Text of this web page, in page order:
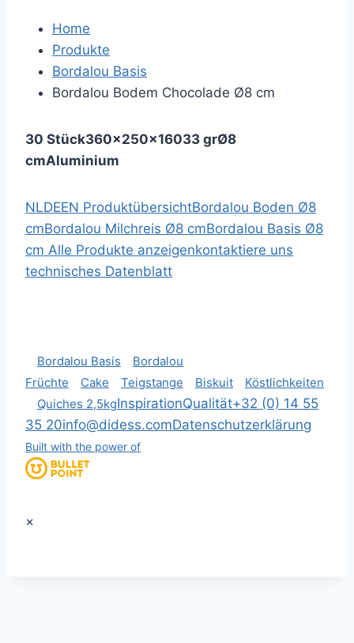
Home
Produkte
Bordalou Basis
Bordalou Bodem Chocolade Ø8 cm
30 Stück360x250x16033 grØ8
cmAluminium
NLDEEN ProduktübersichtBordalou Boden Ø8
cmBordalou Milchreis Ø8 cmBordalou Basis Ø8
cm Alle Produkte anzeigenkontaktiere uns
technisches Datenblatt
Bordalou Basis
Bordalou
Früchte
Cake Teigstange Biskuit
Köstlichkeiten
Quiches 2,5kgInspirationQualität+32 (0) 14 55
35 20info@didess.comDatenschutzerklärung
Built with the power of
×